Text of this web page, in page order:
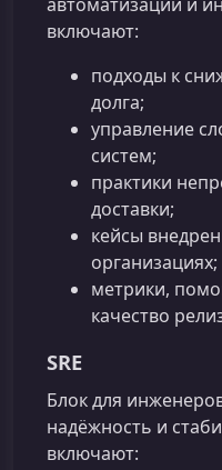
включают:
подходы к
долга;
управление
систем;
практики
доставки;
кейсы
организациях;
метрики,
качество
SRE
Блок для
надёжность и
включают: